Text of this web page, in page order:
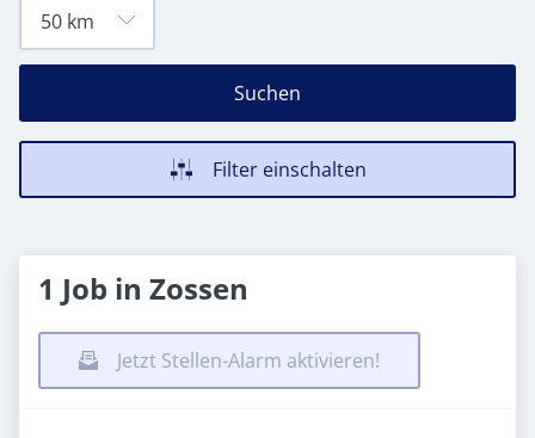
Suchen
Filter einschalten
1 Job in Zossen
Jetzt Stellen-Alarm aktivieren!